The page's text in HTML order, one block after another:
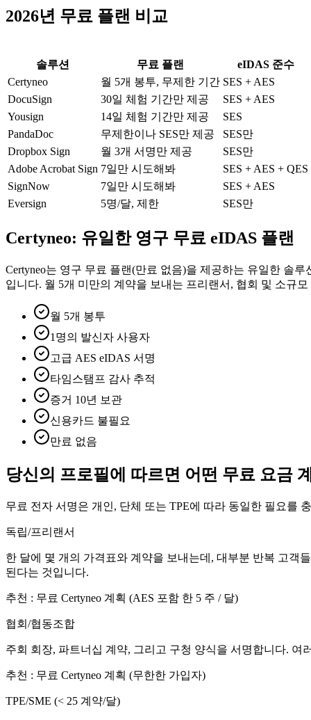
2026년 무료 플랜 비교
솔루션 무료 플랜
eIDAS 준수
Certyneo
월 5개 봉투, 무제한 기간 SES + AES
DocuSign
30일 체험 기간만 제공
SES + AES
Yousign
14일 체험 기간만 제공
SES
PandaDoc
무제한이나 SES만 제공
SES만
Dropbox Sign
월 3개 서명만 제공
SES만
Adobe Acrobat Sign 7일만 시도해봐
SES + AES + QES
SignNow
7일만 시도해봐
SES + AES
Eversign
5명/달, 제한 SES만
Certyneo: 유일한 영구 무료 eIDAS 플랜
Certyneo는 영구 무료 플랜(만료 없음)을 제공하는 유일한 솔
입니다. 월 5개 미만의 계약을 보내는 프리랜서, 협회 및 소규
월 5개 봉투
1명의 발신자 사용자
고급 AES eIDAS 서명
타임스탬프 감사 추적
증거 10년 보관
신용카드 불필요
만료 없음
당신의 프로필에 따르면 어떤 무료 요금
무료 전자 서명은 개인, 단체 또는 TPE에 따라 동일한 필요를
독립/프리랜서
한 달에 몇 개의 가격표와 계약을 보내는데, 대부분 반복 고객
된다는 것입니다.
추천 : 무료 Certyneo 계획 (AES 포함 한 5 주 / 달)
협회/협동조합
주회 회장, 파트너십 계약, 그리고 구청 양식을 서명합니다.
추천 : 무료 Certyneo 계획 (무한한 가입자)
TPE/SME (< 25 계약/달)